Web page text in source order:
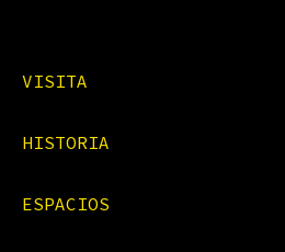
VISITA
HISTORIA
ESPACIOS